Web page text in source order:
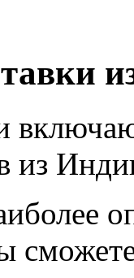
из